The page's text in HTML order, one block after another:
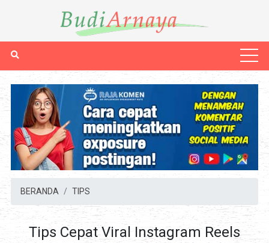
BERANDA TIPS
Tips Cepat Viral Instagram Reels